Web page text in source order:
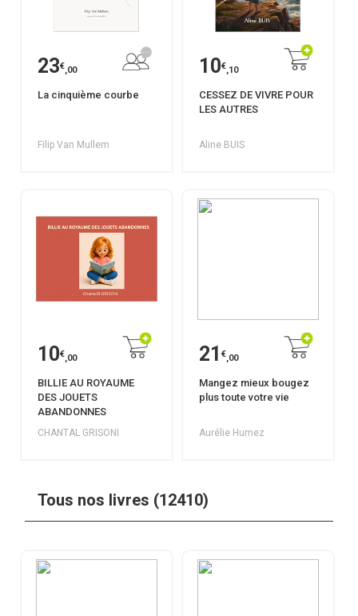
23€,00
La cinquième courbe
Filip Van Mullem
10€,10
CESSEZ DE VIVRE POUR
LES AUTRES
Aline BUIS
10€,00
BILLIE AU ROYAUME
DES JOUETS
ABANDONNES
CHANTAL GRISONI
21 €,00
Mangez mieux bougez
plus toute votre vie
Aurélie Humez
Tous nos livres (12410)